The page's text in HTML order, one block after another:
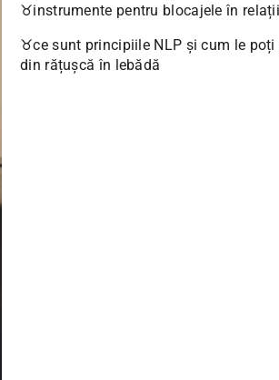
♉instrumente pentru blocajele în
♉ce sunt principiile NLP și cum le
din rățușcă în lebădă